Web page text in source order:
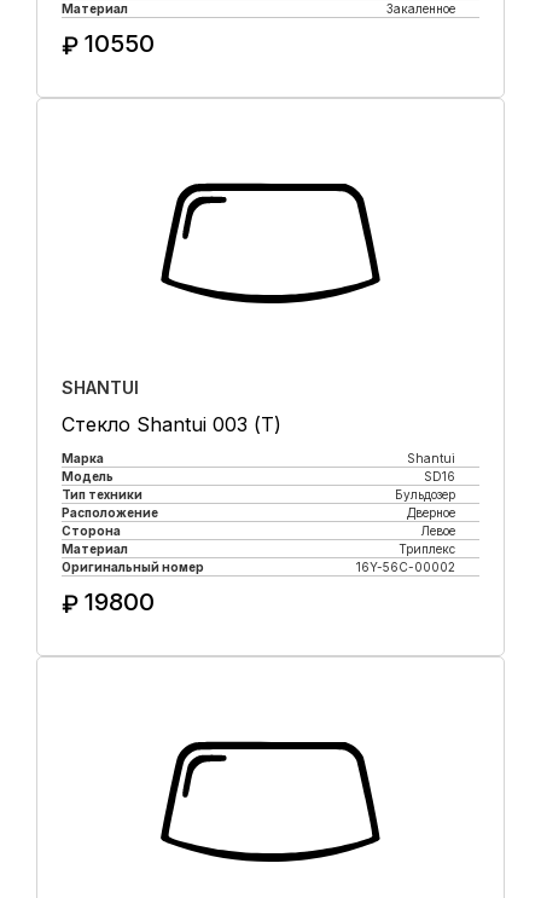
Материал
Закаленное
₽ 10550
SHANTUI
Стекло Shantui 003 (Т)
Марка
Shantui
Модель
SD16
Тип техники
Бульдозер
Расположение
Дверное
Сторона
Левое
Материал
Триплекс
Оригинальный номер
16Y-56C-00002
₽ 19800